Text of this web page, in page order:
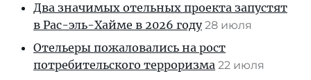
Два значимых отельных проекта запустят
в Рас-эль-Хайме в 2026 году 28 июля
Отельеры пожаловались на рост
потребительского терроризма 22 июля